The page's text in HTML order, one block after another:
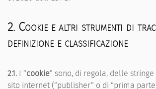
2. Cookie e altri strumenti di
definizione e classificazione
2.1. I “cookie” sono, di regola, delle
sito internet (“publisher” o di “prima